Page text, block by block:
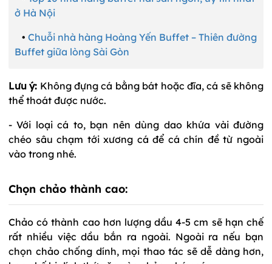
ở Hà Nội
• Chuỗi nhà hàng Hoàng Yến Buffet – Thiên đường
Buffet giữa lòng Sài Gòn
Lưu ý: Không đựng cá bằng bát hoặc đĩa, cá sẽ không
thể thoát được nước.
- Với loại cá to, bạn nên dùng dao khứa vài đường
chéo sâu chạm tới xương cá để cá chín đề từ ngoài
vào trong nhé.
Chọn chảo thành cao:
Chảo có thành cao hơn lượng dầu 4-5 cm sẽ hạn chế
rất nhiều việc dầu bắn ra ngoài. Ngoài ra nếu bạn
chọn chảo chống dính, mọi thao tác sẽ dễ dàng hơn,